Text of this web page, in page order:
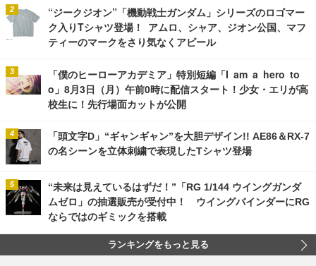
“ジークジオン”「機動戦士ガンダム」シリーズのロゴマー
ク入りTシャツ登場！ アムロ、シャア、ジオン公国、マフ
ティーのマークをさり気なくアピール
「僕のヒーローアカデミア」特別短編「I am a hero to
o」8月3日（月）午前0時に配信スタート！少女・エリが高
校生に！先行場面カットが公開
「頭文字D」“ギャンギャン”を大胆デザイン!! AE86＆RX-7
の名シーンを立体刺繍で表現したTシャツ登場
“未来は見えているはずだ！”「RG 1/144 ウイングガンダ
ムゼロ」の抽選販売が受付中！ ウイングバインダーにRG
ならではのギミックを搭載
ランキングをもっと見る